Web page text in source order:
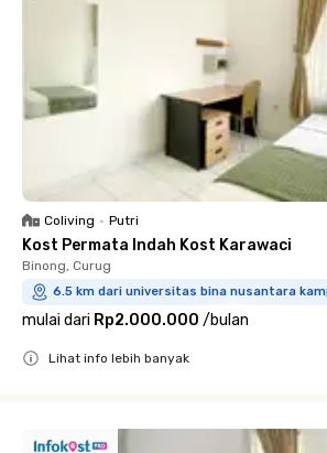
Coliving • Putri
Kost Permata Indah Kost Karawaci
Binong, Curug
6.5 km dari universitas bina nusantara
mulai dari Rp2.000.000 /bulan
Lihat info lebih banyak